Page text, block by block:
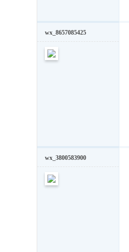
wx_8657085425
wx_3800583900